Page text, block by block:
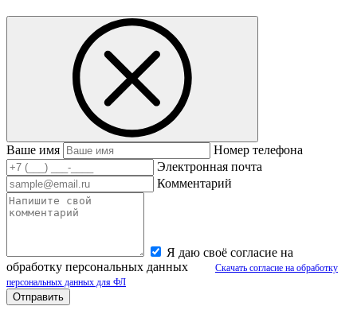
Ваше имя
Номер телефона
Электронная почта
Комментарий
Я даю своё согласие на
обработку персональных данных
Скачать согласие на обработку
персональных данных для ФЛ